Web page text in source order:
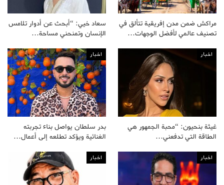
مراكش ضمن مدن إفريقية تتألق في
تصنيف عالمي لأفضل الوجهات…
سعاد خيي: “أبحث عن أدوار تلامس
الإنسان وتمنحني مساحة…
اخبار
غيثة بنحيون: “محبة الجمهور هي
الطاقة التي تدفعني…
اخبار
بدر سلطان يواصل بناء تجربته
الغنائية ويؤكد تطلعه إلى أعمال…
اخبار اخبار